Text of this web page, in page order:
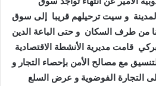
و سيت ترحيلهم قريبا إلى سوق
من طرف السكان و حتى الباعة الدين
قامت مديرية الأنشطة الاقتصادية
مع مصالح الأمن بإحصاء التجار و
التجارة الفوضوية و عرض السلع